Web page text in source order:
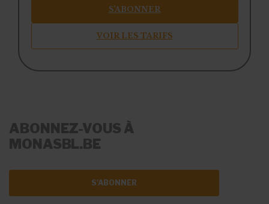
S’ABONNER
VOIR LES TARIFS
ABONNEZ-VOUS À
MONASBL.BE
S'ABONNER